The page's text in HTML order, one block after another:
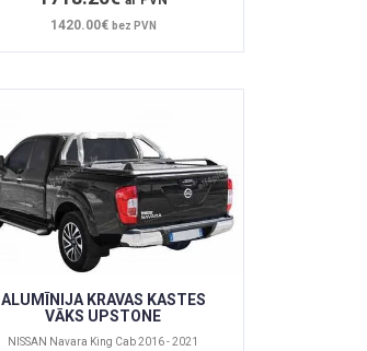
1420.00€ bez PVN
ALUMĪNIJA KRAVAS KASTES
VĀKS UPSTONE
NISSAN Navara King Cab 2016 - 2021